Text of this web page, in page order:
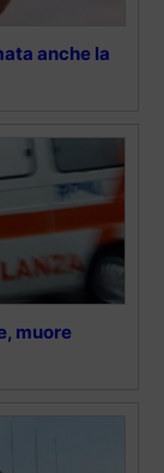
anche la
muore